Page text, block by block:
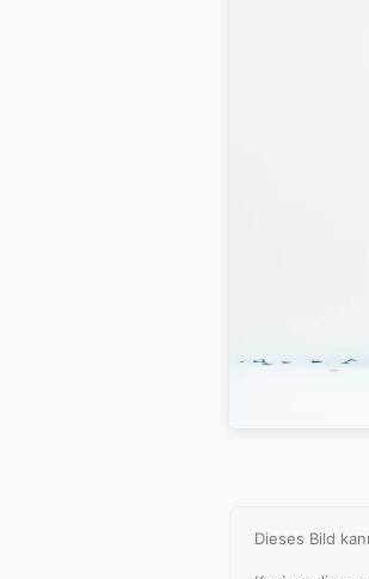
Dieses Bild